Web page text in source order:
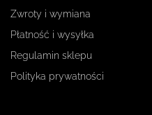
Zwroty i wymiana
Płatność i wysyłka
Regulamin sklepu
Polityka prywatności